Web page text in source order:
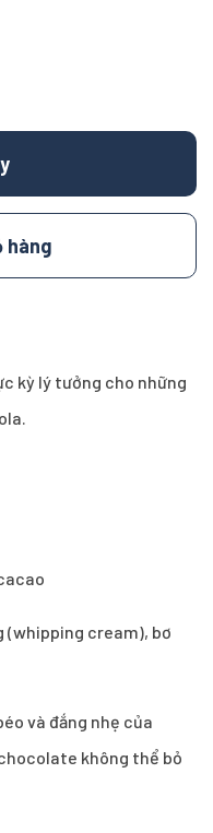
hàng
kỳ lý tưởng cho những
(whipping cream), bơ
và đắng nhẹ của
không thể bỏ